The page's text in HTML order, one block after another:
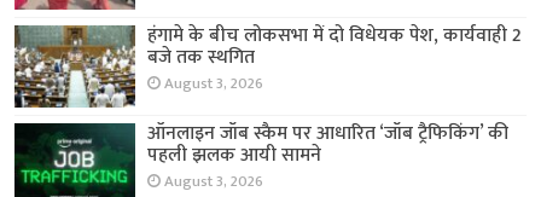
हंगामे के बीच लोकसभा में दो विधेयक पेश, कार्यवाही 2
बजे तक स्थगित
August 3, 2026
ऑनलाइन जॉब स्कैम पर आधारित ‘जॉब ट्रैफिकिंग’ की
पहली झलक आयी सामने
August 3, 2026